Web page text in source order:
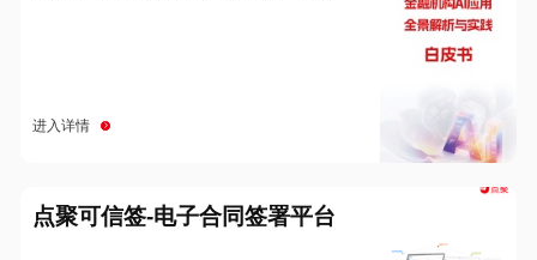
进入详情
点聚可信签-电子合同签署平台